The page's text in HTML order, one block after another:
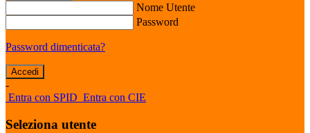
Nome Utente
Password
Password dimenticata?
-
Entra con SPID Entra con CIE
Seleziona utente